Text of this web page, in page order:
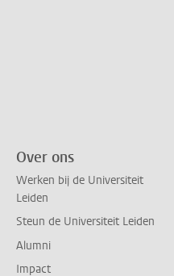
Over ons
Werken bij de Universiteit
Leiden
Steun de Universiteit Leiden
Alumni
Impact